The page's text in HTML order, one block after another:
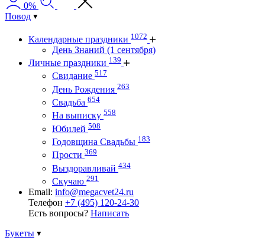
0%
Повод
Календарные праздники 1072
День Знаний (1 сентября)
Личные праздники 139
Свидание 517
День Рождения 263
Свадьба 654
На выписку 558
Юбилей 508
Годовщина Свадьбы 183
Прости 369
Выздоравливай 434
Скучаю 291
Email: info@megacvet24.ru
Телефон +7 (495) 120-24-30
Есть вопросы? Написать
Букеты